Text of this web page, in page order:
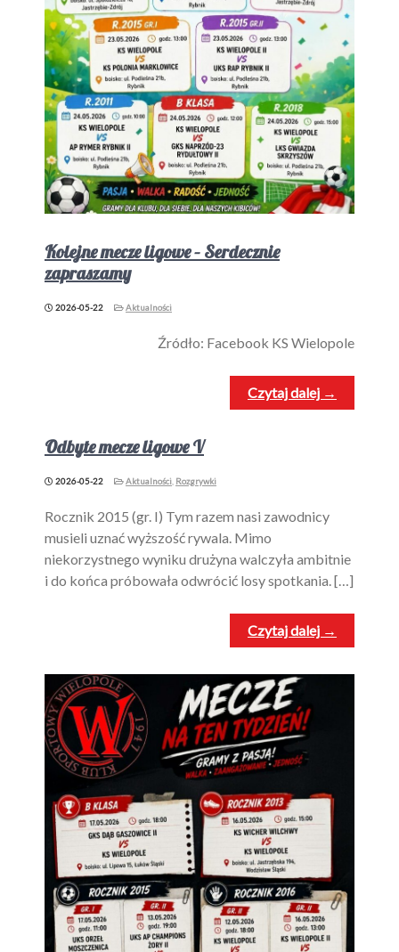
Kolejne mecze ligowe – Serdecznie
zapraszamy
2026-05-22 Aktualności
Źródło: Facebook KS Wielopole
Czytaj dalej →
Odbyte mecze ligowe V
2026-05-22 Aktualności, Rozgrywki
Rocznik 2015 (gr. I) Tym razem nasi zawodnicy
musieli uznać wyższość rywala. Mimo
niekorzystnego wyniku drużyna walczyła ambitnie
i do końca próbowała odwrócić losy spotkania. […]
Czytaj dalej →